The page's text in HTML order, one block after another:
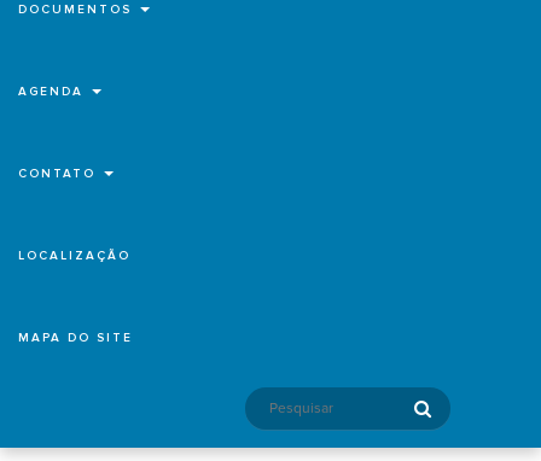
DOCUMENTOS
AGENDA
CONTATO
LOCALIZAÇÃO
MAPA DO SITE